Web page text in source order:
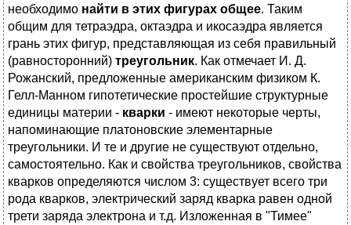
необходимо найти в этих фигурах общее. Таким
общим для тетраэдра, октаэдра и икосаэдра является
грань этих фигур, представляющая из себя правильный
(равносторонний) треугольник. Как отмечает И. Д.
Рожанский, предложенные американским физиком К.
Гелл-Манном гипотетические простейшие структурные
единицы материи - кварки - имеют некоторые черты,
напоминающие платоновские элементарные
треугольники. И те и другие не существуют отдельно,
самостоятельно. Как и свойства треугольников, свойства
кварков определяются числом 3: существует всего три
рода кварков, электрический заряд кварка равен одной
трети заряда электрона и т.д. Изложенная в "Тимее"